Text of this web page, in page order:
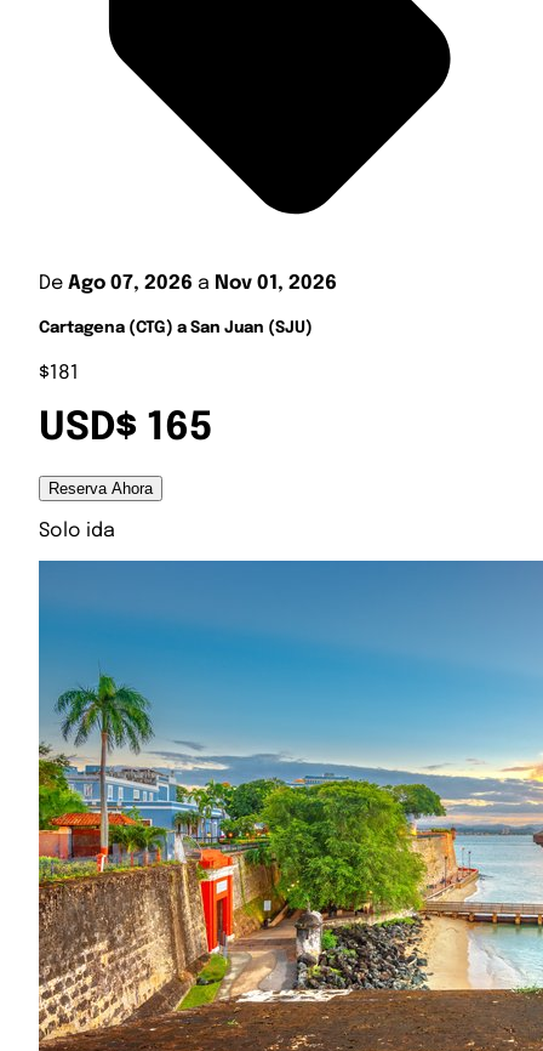
De Ago 07, 2026 a Nov 01, 2026
Cartagena (CTG) a San Juan (SJU)
$181
USD$ 165
Reserva Ahora
Solo ida